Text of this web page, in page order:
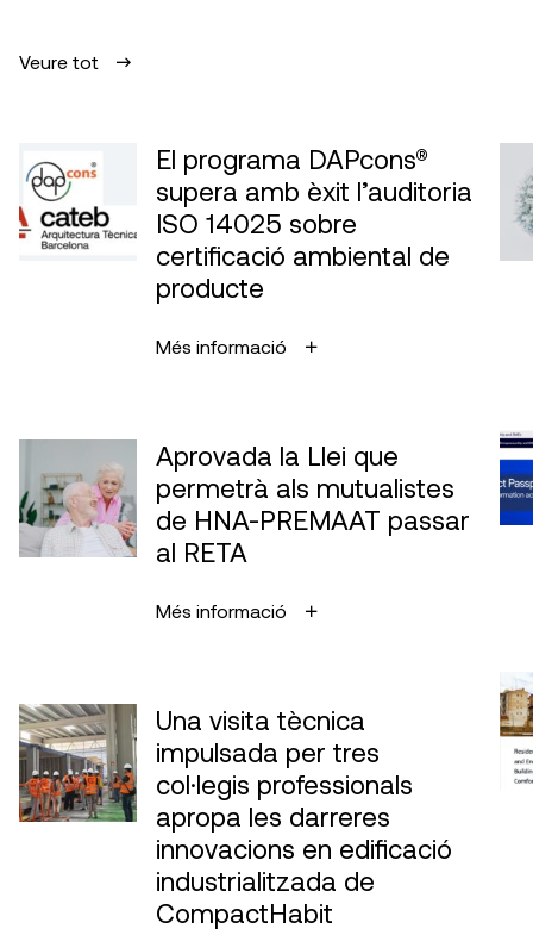
Veure tot
El programa DAPcons®
supera amb èxit l’auditoria
ISO 14025 sobre
certificació ambiental de
producte
Més informació
Aprovada la Llei que
permetrà als mutualistes
de HNA-PREMAAT passar
al RETA
Més informació
Una visita tècnica
impulsada per tres
col·legis professionals
apropa les darreres
innovacions en edificació
industrialitzada de
CompactHabit